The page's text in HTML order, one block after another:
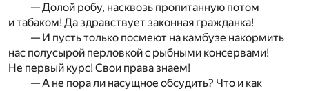
— Долой робу, насквозь пропитанную потом
и табаком! Да здравствует законная гражданка!
— И пусть только посмеют на камбузе накормить
нас полусырой перловкой с рыбными консервами!
Не первый курс! Свои права знаем!
— А не пора ли насущное обсудить? Что и как